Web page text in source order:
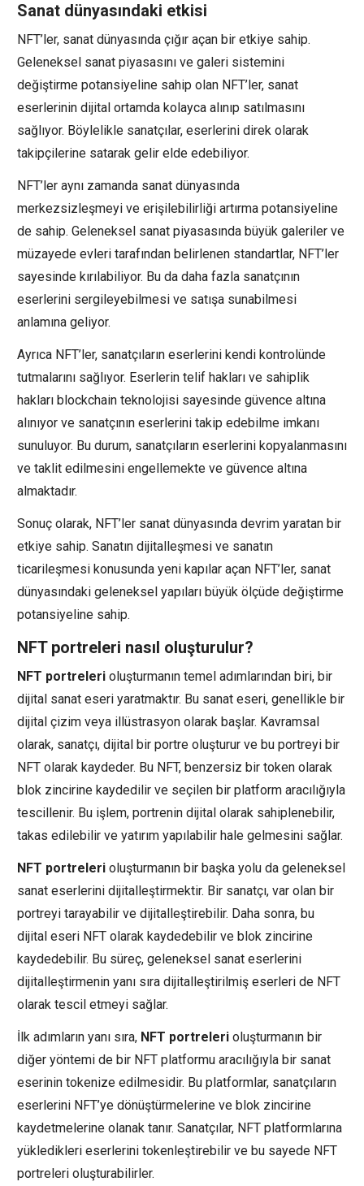
Sanat dünyasındaki etkisi
NFT’ler, sanat dünyasında çığır açan bir etkiye sahip.
Geleneksel sanat piyasasını ve galeri sistemini
değiştirme potansiyeline sahip olan NFT’ler, sanat
eserlerinin dijital ortamda kolayca alınıp satılmasını
sağlıyor. Böylelikle sanatçılar, eserlerini direk olarak
takipçilerine satarak gelir elde edebiliyor.
NFT’ler aynı zamanda sanat dünyasında
merkezsizleşmeyi ve erişilebilirliği artırma potansiyeline
de sahip. Geleneksel sanat piyasasında büyük galeriler ve
müzayede evleri tarafından belirlenen standartlar, NFT’ler
sayesinde kırılabiliyor. Bu da daha fazla sanatçının
eserlerini sergileyebilmesi ve satışa sunabilmesi
anlamına geliyor.
Ayrıca NFT’ler, sanatçıların eserlerini kendi kontrolünde
tutmalarını sağlıyor. Eserlerin telif hakları ve sahiplik
hakları blockchain teknolojisi sayesinde güvence altına
alınıyor ve sanatçının eserlerini takip edebilme imkanı
sunuluyor. Bu durum, sanatçıların eserlerini kopyalanmasını
ve taklit edilmesini engellemekte ve güvence altına
almaktadır.
Sonuç olarak, NFT’ler sanat dünyasında devrim yaratan bir
etkiye sahip. Sanatın dijitalleşmesi ve sanatın
ticarileşmesi konusunda yeni kapılar açan NFT’ler, sanat
dünyasındaki geleneksel yapıları büyük ölçüde değiştirme
potansiyeline sahip.
NFT portreleri nasıl oluşturulur?
NFT portreleri oluşturmanın temel adımlarından biri, bir
dijital sanat eseri yaratmaktır. Bu sanat eseri, genellikle bir
dijital çizim veya illüstrasyon olarak başlar. Kavramsal
olarak, sanatçı, dijital bir portre oluşturur ve bu portreyi bir
NFT olarak kaydeder. Bu NFT, benzersiz bir token olarak
blok zincirine kaydedilir ve seçilen bir platform aracılığıyla
tescillenir. Bu işlem, portrenin dijital olarak sahiplenebilir,
takas edilebilir ve yatırım yapılabilir hale gelmesini sağlar.
NFT portreleri oluşturmanın bir başka yolu da geleneksel
sanat eserlerini dijitalleştirmektir. Bir sanatçı, var olan bir
portreyi tarayabilir ve dijitalleştirebilir. Daha sonra, bu
dijital eseri NFT olarak kaydedebilir ve blok zincirine
kaydedebilir. Bu süreç, geleneksel sanat eserlerini
dijitalleştirmenin yanı sıra dijitalleştirilmiş eserleri de NFT
olarak tescil etmeyi sağlar.
İlk adımların yanı sıra, NFT portreleri oluşturmanın bir
diğer yöntemi de bir NFT platformu aracılığıyla bir sanat
eserinin tokenize edilmesidir. Bu platformlar, sanatçıların
eserlerini NFT’ye dönüştürmelerine ve blok zincirine
kaydetmelerine olanak tanır. Sanatçılar, NFT platformlarına
yükledikleri eserlerini tokenleştirebilir ve bu sayede NFT
portreleri oluşturabilirler.